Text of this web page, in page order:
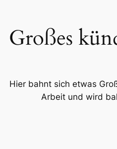
Großes
Hier bahnt sich etwas
Arbeit und wird